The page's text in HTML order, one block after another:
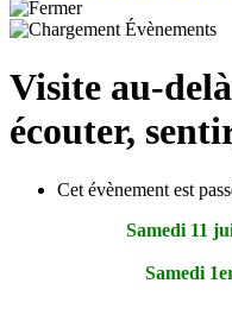
Visite au-
écouter,
Cet évènement est
Samedi 11
Samedi